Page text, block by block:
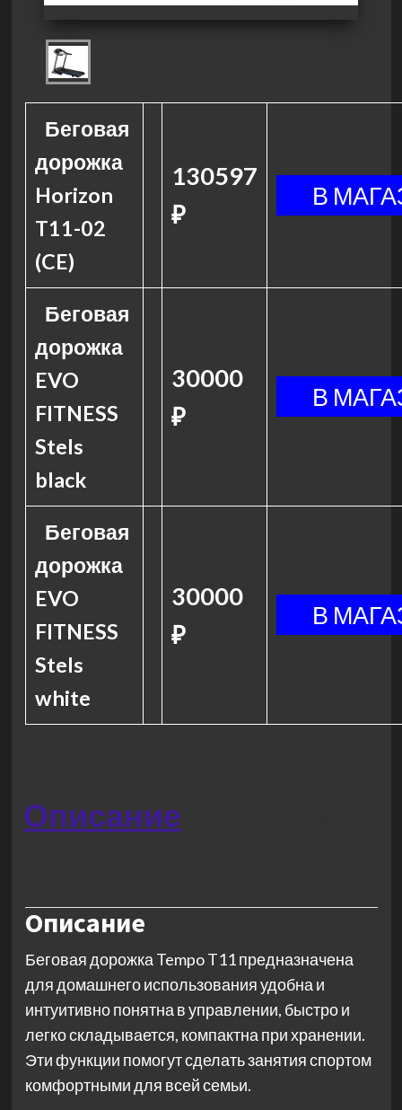
Беговая
дорожка
Horizon
T11-02
(CE)
130597
₽
Беговая
дорожка
EVO
FITNESS
Stels
black
30000
₽
Беговая
дорожка
EVO
FITNESS
Stels
white
30000
₽
Описание
Описание
Беговая дорожка Tempo T11 предназначена
для домашнего использования удобна и
интуитивно понятна в управлении, быстро и
легко складывается, компактна при хранении.
Эти функции помогут сделать занятия спортом
комфортными для всей семьи.